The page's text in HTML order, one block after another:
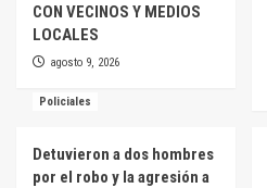
CON VECINOS Y MEDIOS
LOCALES
agosto 9, 2026
Policiales
Detuvieron a dos hombres
por el robo y la agresión a